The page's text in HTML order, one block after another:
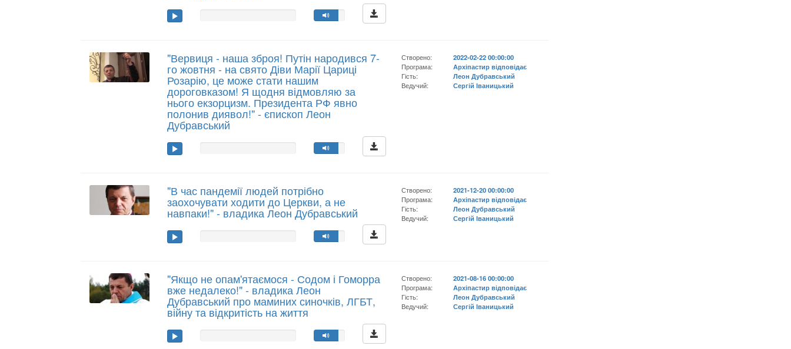
"Вервиця - наша зброя! Путін народився 7-
го жовтня - на свято Діви Марії Цариці
Розарію, це може стати нашим
дороговказом! Я щодня відмовляю за
нього екзорцизм. Президента РФ явно
полонив диявол!" - єпископ Леон
Дубравський
Створено:
2022-02-22 00:00:00
Програма:
Архіпастир відповідає
Гість:
Леон Дубравський
Ведучий:
Сергій Іваницький
"В час пандемії людей потрібно
заохочувати ходити до Церкви, а не
навпаки!" - владика Леон Дубравський
Створено:
2021-12-20 00:00:00
Програма:
Архіпастир відповідає
Гість:
Леон Дубравський
Ведучий:
Сергій Іваницький
"Якщо не опам'ятаємося - Содом і Гоморра
вже недалеко!" - владика Леон
Дубравський про маминих синочків, ЛГБТ,
війну та відкритість на життя
Створено:
2021-08-16 00:00:00
Програма:
Архіпастир відповідає
Гість:
Леон Дубравський
Ведучий:
Сергій Іваницький